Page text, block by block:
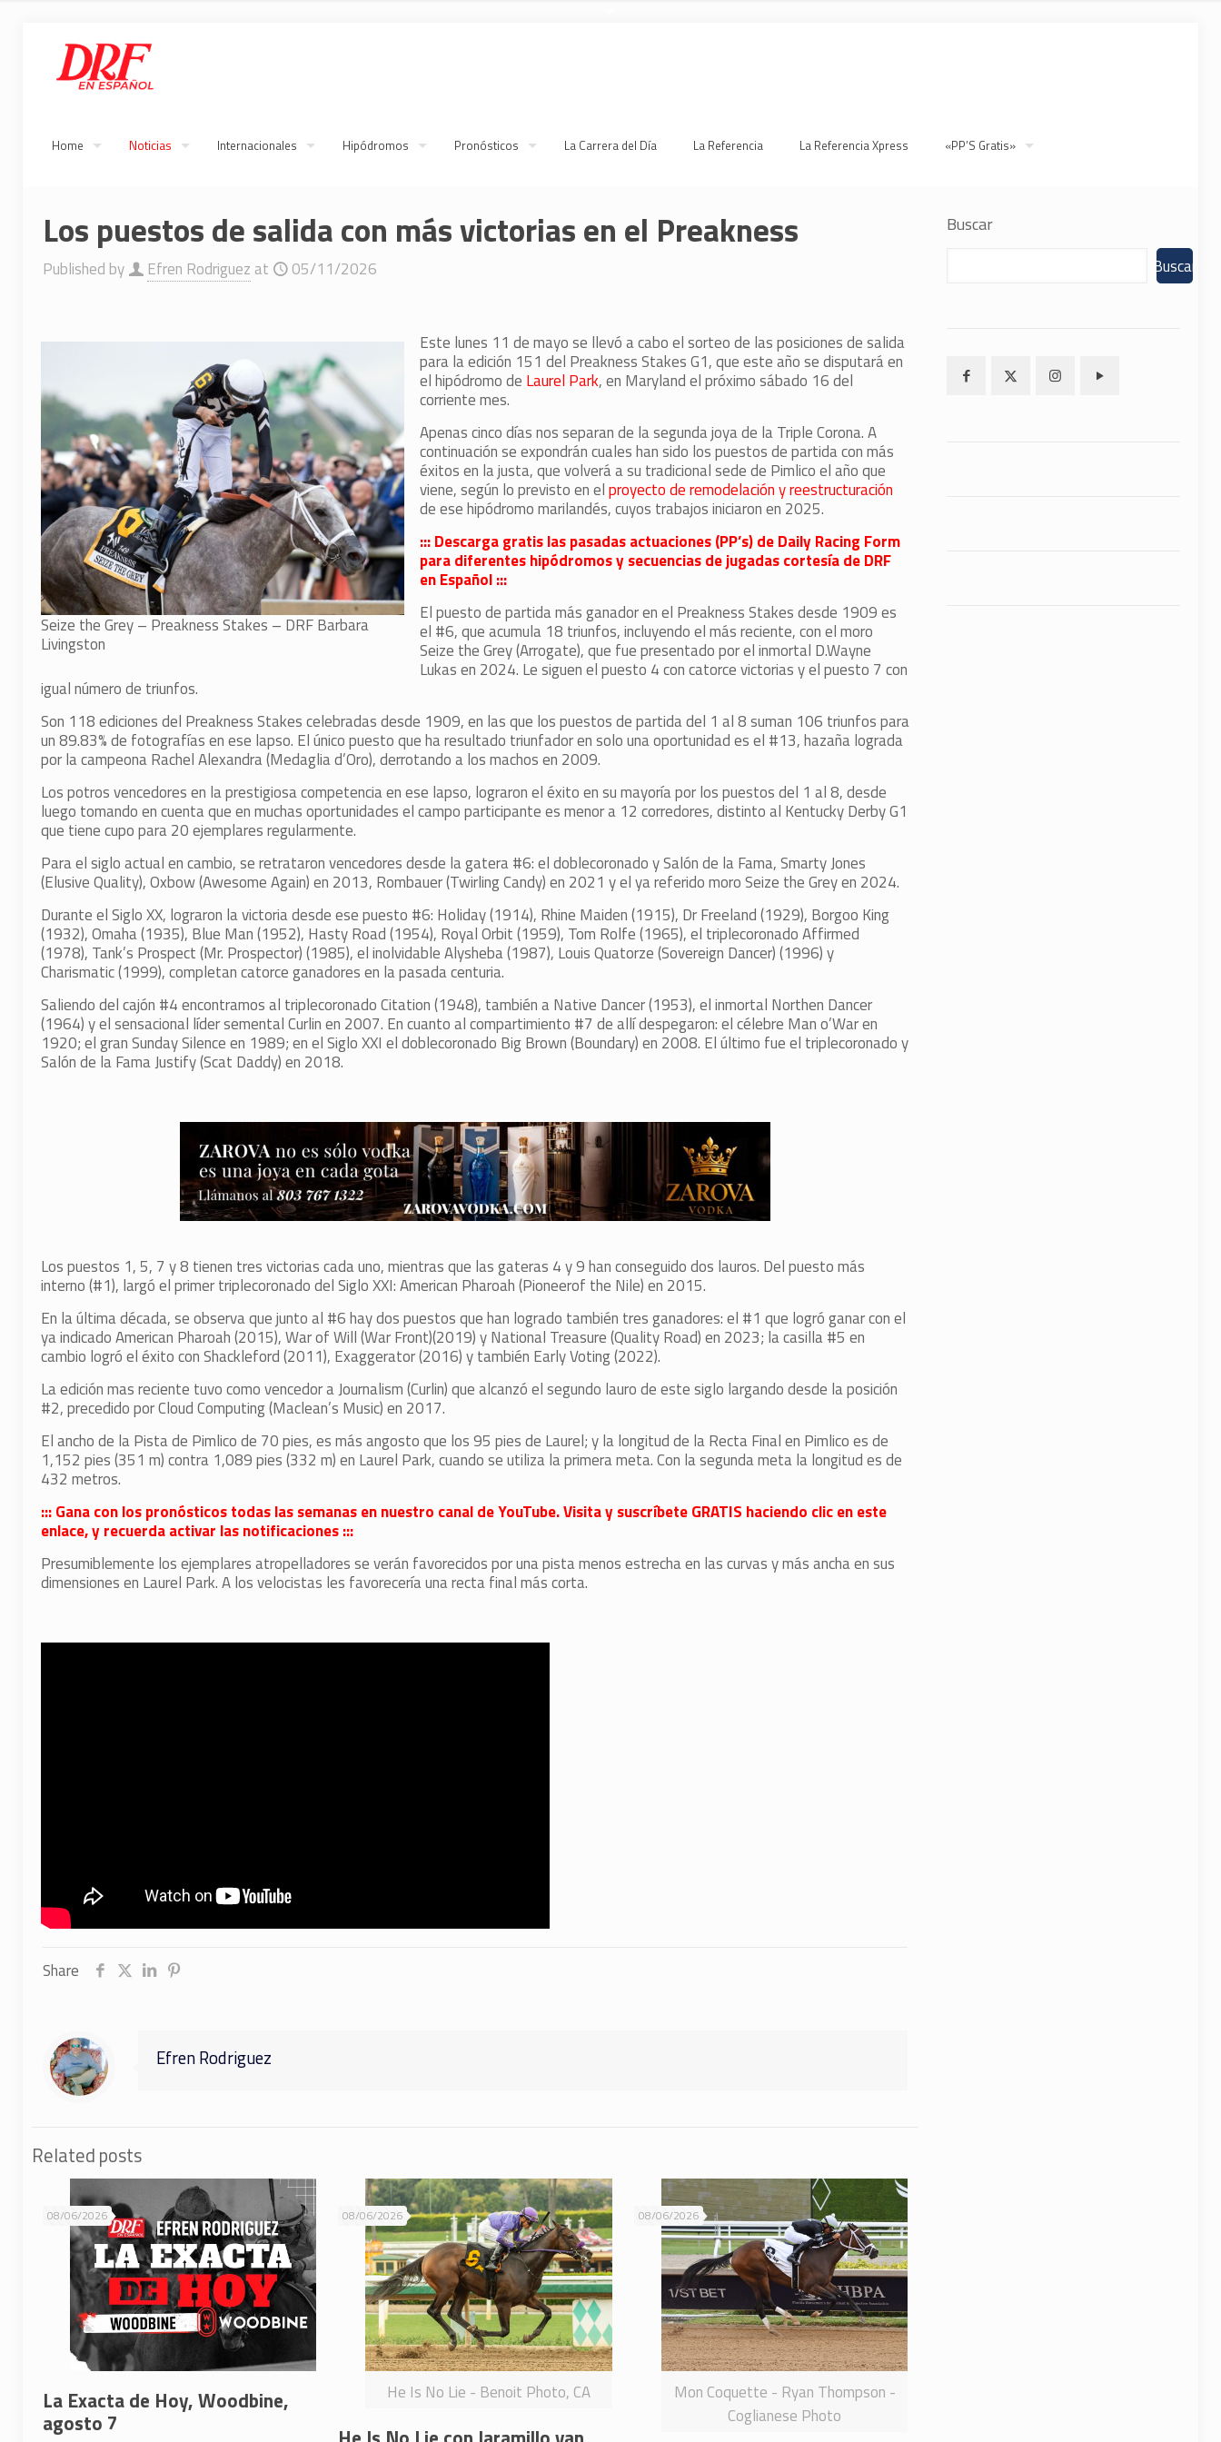
Home Noticias Internacionales Hipódromos Pronósticos La Carrera del Día La Referencia La Referencia Xpress «PP’S Gratis»
Los puestos de salida con más victorias en el Preakness
Published by Efren Rodriguez at 05/11/2026
Seize the Grey – Preakness Stakes – DRF Barbara
Livingston
Este lunes 11 de mayo se llevó a cabo el sorteo de las posiciones de salida
para la edición 151 del Preakness Stakes G1, que este año se disputará en
el hipódromo de Laurel Park, en Maryland el próximo sábado 16 del
corriente mes.
Apenas cinco días nos separan de la segunda joya de la Triple Corona. A
continuación se expondrán cuales han sido los puestos de partida con más
éxitos en la justa, que volverá a su tradicional sede de Pimlico el año que
viene, según lo previsto en elproyecto de remodelación y reestructuración
de ese hipódromo marilandés, cuyos trabajos iniciaron en 2025.
::: Descarga gratis las pasadas actuaciones (PP’s) de Daily Racing Form
para diferentes hipódromos y secuencias de jugadas cortesía de DRF
en Español :::
El puesto de partida más ganador en el Preakness Stakes desde 1909 es
el #6, que acumula 18 triunfos, incluyendo el más reciente, con el moro
Seize the Grey (Arrogate), que fue presentado por el inmortal D.Wayne
Lukas en 2024. Le siguen el puesto 4 con catorce victorias y el puesto 7 con
igual número de triunfos.
Son 118 ediciones del Preakness Stakes celebradas desde 1909, en las que los puestos de partida del 1 al 8 suman 106 triunfos para
un 89.83% de fotografías en ese lapso. El único puesto que ha resultado triunfador en solo una oportunidad es el #13, hazaña lograda
por la campeona Rachel Alexandra (Medaglia d’Oro), derrotando a los machos en 2009.
Los potros vencedores en la prestigiosa competencia en ese lapso, lograron el éxito en su mayoría por los puestos del 1 al 8, desde
luego tomando en cuenta que en muchas oportunidades el campo participante es menor a 12 corredores, distinto al Kentucky Derby G1
que tiene cupo para 20 ejemplares regularmente.
Para el siglo actual en cambio, se retrataron vencedores desde la gatera #6: el doblecoronado y Salón de la Fama, Smarty Jones
(Elusive Quality), Oxbow (Awesome Again) en 2013, Rombauer (Twirling Candy) en 2021 y el ya referido moro Seize the Grey en 2024.
Durante el Siglo XX, lograron la victoria desde ese puesto #6: Holiday (1914), Rhine Maiden (1915), Dr Freeland (1929), Borgoo King
(1932), Omaha (1935), Blue Man (1952), Hasty Road (1954), Royal Orbit (1959), Tom Rolfe (1965), el triplecoronado Affirmed
(1978), Tank’s Prospect (Mr. Prospector) (1985), el inolvidable Alysheba (1987), Louis Quatorze (Sovereign Dancer) (1996) y
Charismatic (1999), completan catorce ganadores en la pasada centuria.
Saliendo del cajón #4 encontramos al triplecoronado Citation (1948), también a Native Dancer (1953), el inmortal Northen Dancer
(1964) y el sensacional líder semental Curlin en 2007. En cuanto al compartimiento #7 de allí despegaron: el célebre Man o’War en
1920; el gran Sunday Silence en 1989; en el Siglo XXI el doblecoronado Big Brown (Boundary) en 2008. El último fue el triplecoronado y
Salón de la Fama Justify (Scat Daddy) en 2018.
Los puestos 1, 5, 7 y 8 tienen tres victorias cada uno, mientras que las gateras 4 y 9 han conseguido dos lauros. Del puesto más
interno (#1), largó el primer triplecoronado del Siglo XXI: American Pharoah (Pioneerof the Nile) en 2015.
En la última década, se observa que junto al #6 hay dos puestos que han logrado también tres ganadores: el #1 que logró ganar con el
ya indicado American Pharoah (2015), War of Will (War Front)(2019) y National Treasure (Quality Road) en 2023; la casilla #5 en
cambio logró el éxito con Shackleford (2011), Exaggerator (2016) y también Early Voting (2022).
La edición mas reciente tuvo como vencedor a Journalism (Curlin) que alcanzó el segundo lauro de este siglo largando desde la posición
#2, precedido por Cloud Computing (Maclean’s Music) en 2017.
El ancho de la Pista de Pimlico de 70 pies, es más angosto que los 95 pies de Laurel; y la longitud de la Recta Final en Pimlico es de
1,152 pies (351 m) contra 1,089 pies (332 m) en Laurel Park, cuando se utiliza la primera meta. Con la segunda meta la longitud es de
432 metros.
::: Gana con los pronósticos todas las semanas en nuestro canal de YouTube. Visita y suscríbete GRATIS haciendo clic en este
enlace, y recuerda activar las notificaciones :::
Presumiblemente los ejemplares atropelladores se verán favorecidos por una pista menos estrecha en las curvas y más ancha en sus
dimensiones en Laurel Park. A los velocistas les favorecería una recta final más corta.
Share
Efren Rodriguez
Related posts
08/06/2026
La Exacta de Hoy, Woodbine,
agosto 7
He Is No Lie - Benoit Photo, CA
08/06/2026
Mon Coquette - Ryan Thompson -
Coglianese Photo
08/06/2026
Buscar
Buscar